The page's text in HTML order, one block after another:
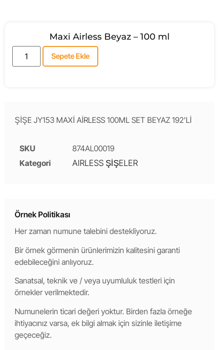
Maxi Airless Beyaz – 100 ml
Sepete Ekle
ŞİŞE JY153 MAXİ AİRLESS 100ML SET BEYAZ 192’Lİ
SKU
874AL00019
Kategori
AIRLESS ŞİŞELER
Örnek Politikası
Her zaman numune talebini destekliyoruz.
Bir örnek görmenin ürünlerimizin kalitesini garanti
edebileceğini anlıyoruz.
Sanatsal, teknik ve / veya uyumluluk testleri için
örnekler verilmektedir.
Numunelerin ticari değeri yoktur. Birden fazla örneğe
ihtiyacınız varsa, ek bilgi almak için sizinle iletişime
geçeceğiz.